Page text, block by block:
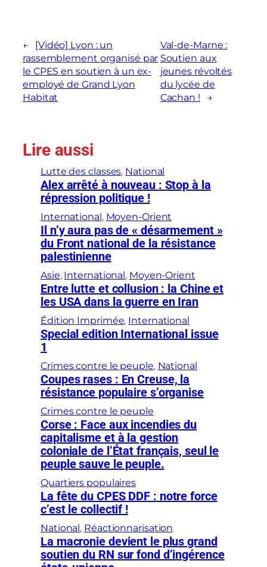
←
[Vidéo] Lyon : un
rassemblement organisé par
le CPES en soutien à un ex-
employé de Grand Lyon
Habitat
Val-de-Marne :
Soutien aux
jeunes révoltés
du lycée de
Cachan !
→
Lire aussi
Lutte des classes, National
Alex arrêté à nouveau : Stop à la
répression politique !
International , Moyen-Orient
Il n’y aura pas de « désarmement »
du Front national de la résistance
palestinienne
Asie, International , Moyen-Orient
Entre lutte et collusion : la Chine et
les USA dans la guerre en Iran
Édition Imprimée, International
Special edition International issue
1
Crimes contre le peuple, National
Coupes rases : En Creuse, la
résistance populaire s’organise
Crimes contre le peuple
Corse : Face aux incendies du
capitalisme et à la gestion
coloniale de l’État français, seul le
peuple sauve le peuple.
Quartiers populaires
La fête du CPES DDF : notre force
c’est le collectif !
National , Réactionnarisation
La macronie devient le plus grand
soutien du RN sur fond d’ingérence